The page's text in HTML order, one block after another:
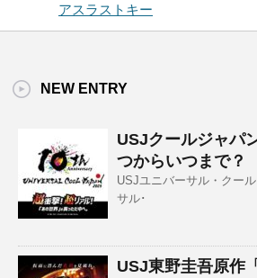
アスラストキー
NEW ENTRY
USJクールジャパ
つからいつまで？
USJユニバーサル・クー
サル･
USJ東野圭吾原作